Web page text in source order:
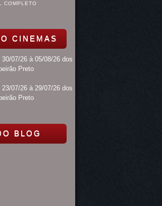
COMPLETO
CINEMAS
07/26 à 05/08/26 dos
Preto
07/26 à 29/07/26 dos
Preto
BLOG